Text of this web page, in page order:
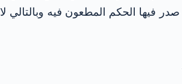
صدر فيها الحكم المطعون فيه وبالتالي لا